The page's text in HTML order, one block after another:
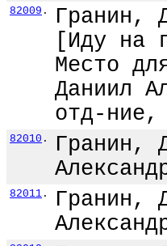
82009 .
Гранин,
[Иду на
Место
Даниил
отд-
82010 .
Гранин,
82011 .
Гранин,